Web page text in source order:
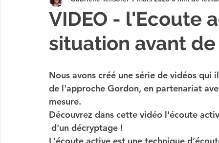
Plaidoyer BD Vidéos
VIDEO - l'Ecoute
situation avant
Nous avons créé une série de vidéos
de l'approche Gordon, en partenariat
mesure.
Découvrez dans cette vidéo l'écoute
d'un décryptage !